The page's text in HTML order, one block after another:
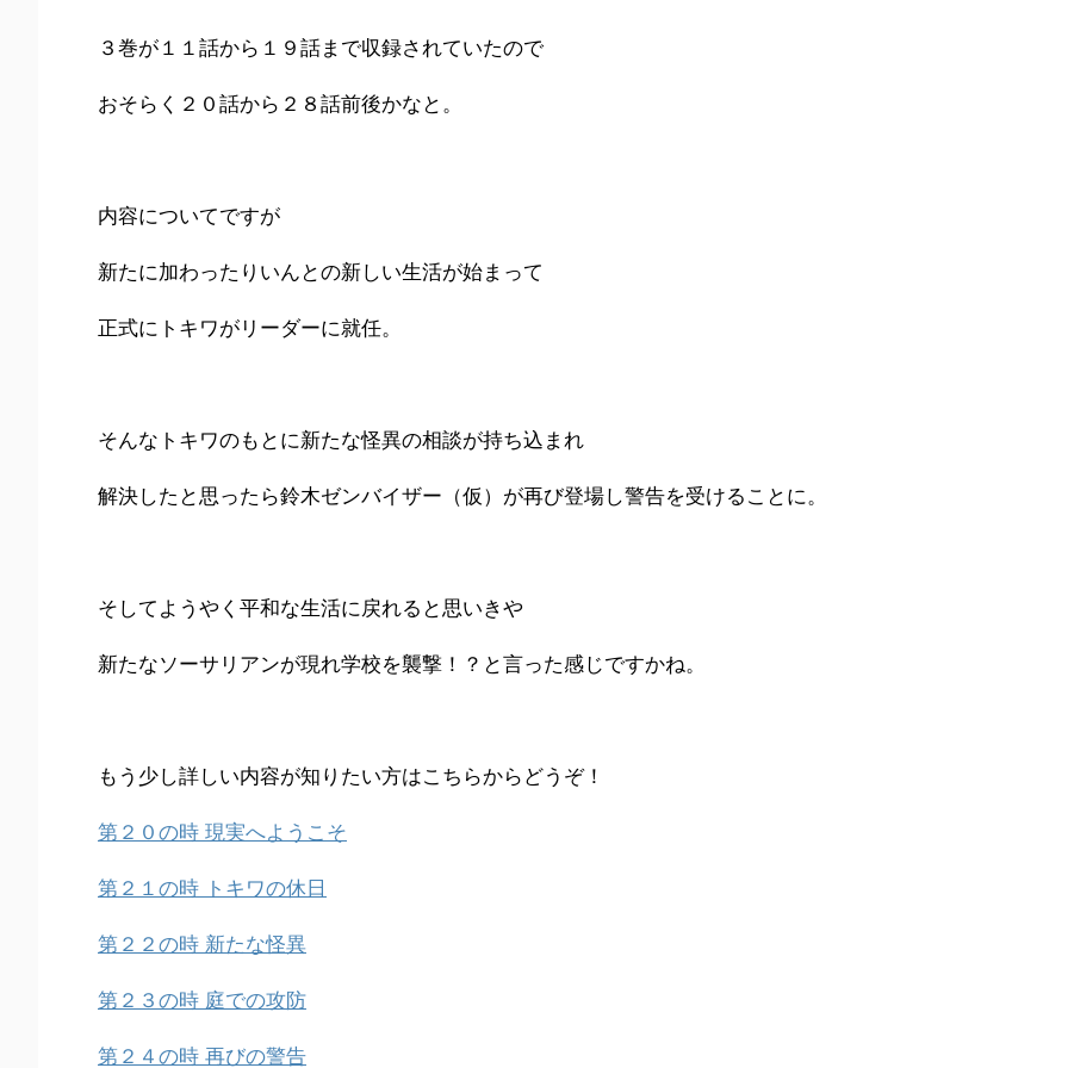
３巻が１１話から１９話まで収録されていたので
おそらく２０話から２８話前後かなと。
内容についてですが
新たに加わったりいんとの新しい生活が始まって
正式にトキワがリーダーに就任。
そんなトキワのもとに新たな怪異の相談が持ち込まれ
解決したと思ったら鈴木ゼンバイザー（仮）が再び登場し警告を受けることに。
そしてようやく平和な生活に戻れると思いきや
新たなソーサリアンが現れ学校を襲撃！？と言った感じですかね。
もう少し詳しい内容が知りたい方はこちらからどうぞ！
第２０の時 現実へようこそ
第２１の時 トキワの休日
第２２の時 新たな怪異
第２３の時 庭での攻防
第２４の時 再びの警告